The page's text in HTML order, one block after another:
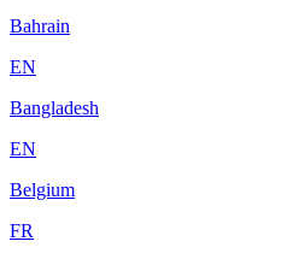
Bahrain
EN
Bangladesh
EN
Belgium
FR